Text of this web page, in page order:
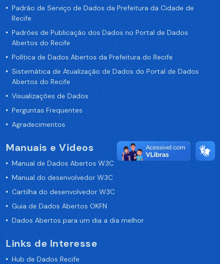
Padrão de Serviço de Dados da Prefeitura da Cidade de
Recife
Padrões de Publicação dos Dados no Portal de Dados
Abertos do Recife
Política de Dados Abertos da Prefeitura do Recife
Sistemática de Atualização de Dados do Portal de Dados
Abertos do Recife
Visualizações de Dados
Perguntas Frequentes
Agradecimentos
Manuais e Vídeos
Manual de Dados Abertos W3C
Manual do desenvolvedor W3C
Cartilha do desenvolvedor W3C
Guia de Dados Abertos OKFN
Dados Abertos para um dia a dia melhor
Links de Interesse
Hub de Dados Recife